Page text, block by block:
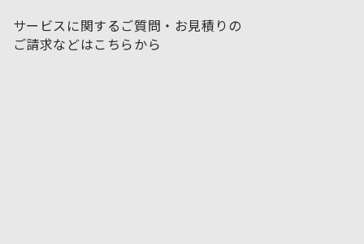
サービスに関するご質問・お見積りの
ご請求などはこちらから